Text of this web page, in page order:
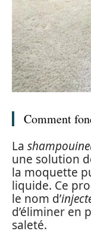
Comment
La
une solution
la moquette
liquide. Ce
le nom d’
d’éliminer en
saleté.